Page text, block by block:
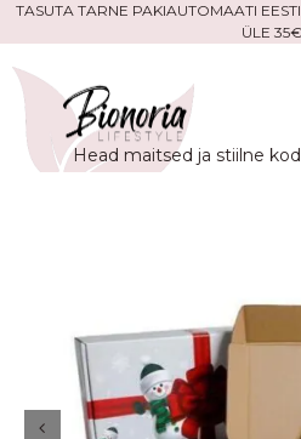
Skip
to
content
TASUTA TARNE PAKIAUTOMAATI
ÜLE 35€
Head maitsed ja stiilne